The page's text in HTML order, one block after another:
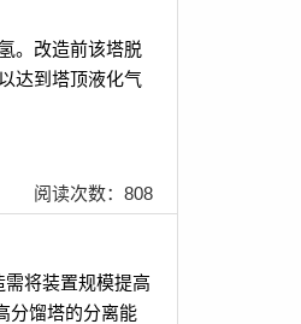
。改造前该塔脱
达到塔顶液化气
阅读次数：808
将装置规模提高
分馏塔的分离能